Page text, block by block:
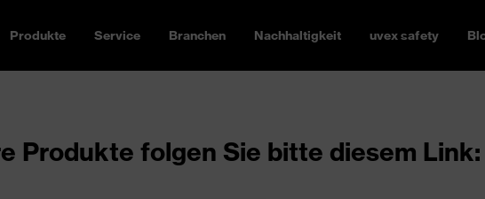
Produkte Service Branchen Nachhaltigkeit uvex safety
Produkte folgen Sie bitte diesem Link: